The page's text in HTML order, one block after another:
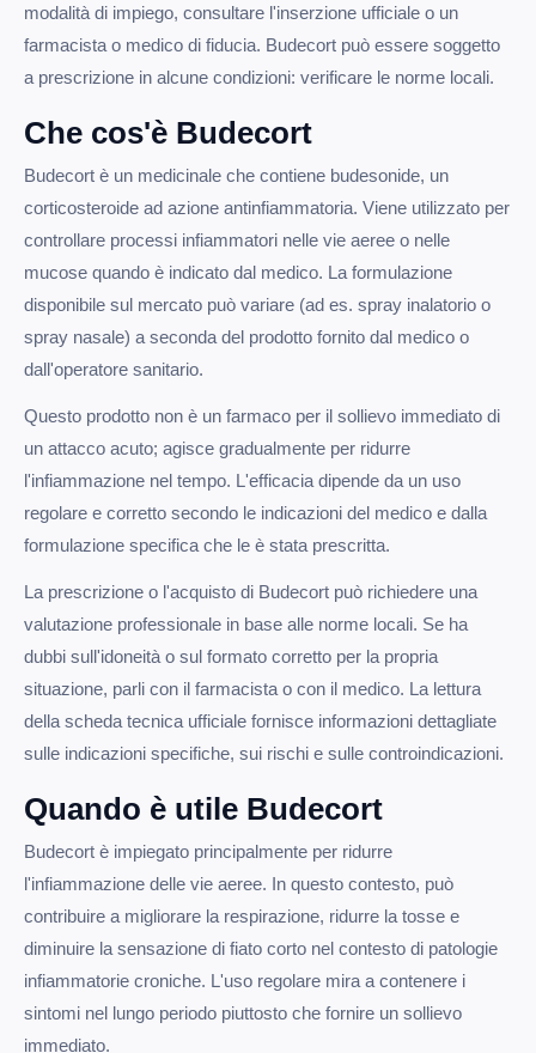
modalità di impiego, consultare l'inserzione ufficiale o un
farmacista o medico di fiducia. Budecort può essere soggetto
a prescrizione in alcune condizioni: verificare le norme locali.
Che cos'è Budecort
Budecort è un medicinale che contiene budesonide, un
corticosteroide ad azione antinfiammatoria. Viene utilizzato per
controllare processi infiammatori nelle vie aeree o nelle
mucose quando è indicato dal medico. La formulazione
disponibile sul mercato può variare (ad es. spray inalatorio o
spray nasale) a seconda del prodotto fornito dal medico o
dall'operatore sanitario.
Questo prodotto non è un farmaco per il sollievo immediato di
un attacco acuto; agisce gradualmente per ridurre
l'infiammazione nel tempo. L'efficacia dipende da un uso
regolare e corretto secondo le indicazioni del medico e dalla
formulazione specifica che le è stata prescritta.
La prescrizione o l'acquisto di Budecort può richiedere una
valutazione professionale in base alle norme locali. Se ha
dubbi sull'idoneità o sul formato corretto per la propria
situazione, parli con il farmacista o con il medico. La lettura
della scheda tecnica ufficiale fornisce informazioni dettagliate
sulle indicazioni specifiche, sui rischi e sulle controindicazioni.
Quando è utile Budecort
Budecort è impiegato principalmente per ridurre
l'infiammazione delle vie aeree. In questo contesto, può
contribuire a migliorare la respirazione, ridurre la tosse e
diminuire la sensazione di fiato corto nel contesto di patologie
infiammatorie croniche. L'uso regolare mira a contenere i
sintomi nel lungo periodo piuttosto che fornire un sollievo
immediato.